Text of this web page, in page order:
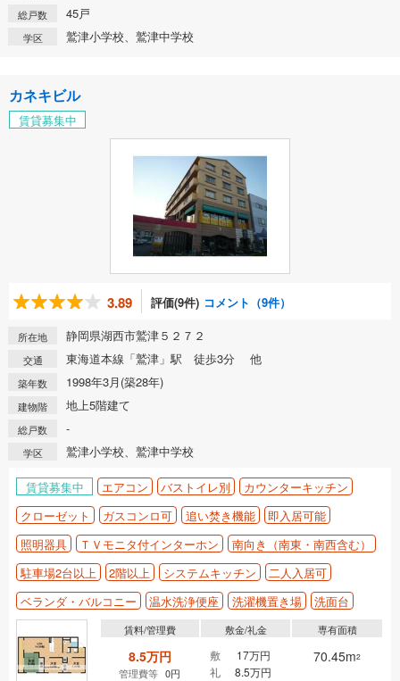
総戸数 45戸
学区 鷲津小学校、鷲津中学校
カネキビル
賃貸募集中
3.89 評価(9件) コメント（9件）
所在地 静岡県湖西市鷲津５２７２
交通 東海道本線「鷲津」駅 徒歩3分 他
築年数 1998年3月(築28年)
建物階 地上5階建て
総戸数 -
学区 鷲津小学校、鷲津中学校
賃貸募集中 エアコン バストイレ別
カウンターキッチン
クローゼット
ガスコンロ可 追い焚き機能
即入居可能
照明器具
ＴＶモニタ付インターホン
南向き（南東・南西含む）
駐車場2台以上
2階以上 システムキッチン
二人入居可
ベランダ・バルコニー
温水洗浄便座 洗濯機置き場 洗面台
賃料/管理費
8.5万円
管理費等 0円
敷金/礼金
敷
17万円
礼
8.5万円
専有面積
70.45m2